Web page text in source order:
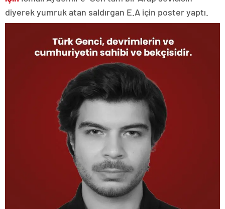
diyerek yumruk atan saldırgan E.A için poster yaptı.